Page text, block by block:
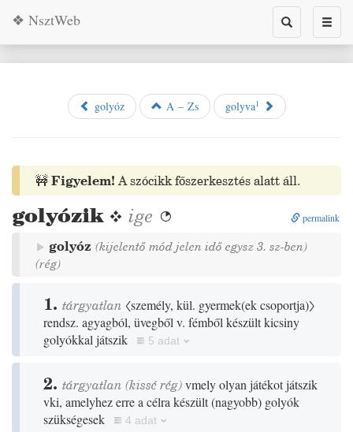
Toggle
search
❖ NsztWeb
golyóz A – Zs golyva1
🚧Figyelem!A szócikk főszerkesztés alatt áll.
golyózik❖ ige  permalink
golyóz (kijelentő mód jelen idő egysz 3. sz-ben)
(rég)
1. tárgyatlan 〈személy, kül. gyermek(ek csoportja)〉
rendsz. agyagból, üvegből v. fémből készült kicsiny
golyókkal játszik
5 adat
2. tárgyatlan (kissérég)vmely olyan játékot játszik
vki, amelyhez erre a célra készült(nagyobb) golyók
szükségesek
4 adat